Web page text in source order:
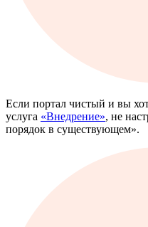
Если портал чистый и вы
услуга «Внедрение», не
порядок в существующем».